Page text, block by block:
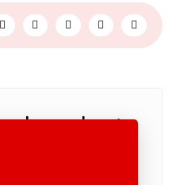
نوشته های مرتبط ...